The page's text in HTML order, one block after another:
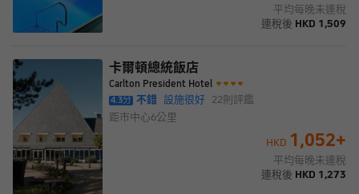
平均每晚未連稅
連稅後 HKD 1,509
卡爾頓總統飯店
Carlton President Hotel
4.3分 不錯 設施很好 22則評鑑
距市中心6公里
HKD 1,052+
平均每晚未連稅
連稅後 HKD 1,273